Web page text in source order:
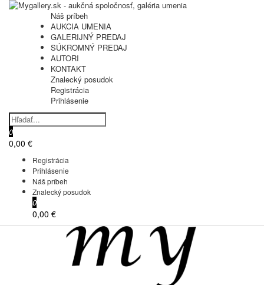
Náš príbeh
AUKCIA UMENIA
GALERIJNÝ PREDAJ
SÚKROMNÝ PREDAJ
AUTORI
KONTAKT
Znalecký posudok
Registrácia
Prihlásenie
0
0,00 €
Registrácia
Prihlásenie
Náš príbeh
Znalecký posudok
0
0,00 €